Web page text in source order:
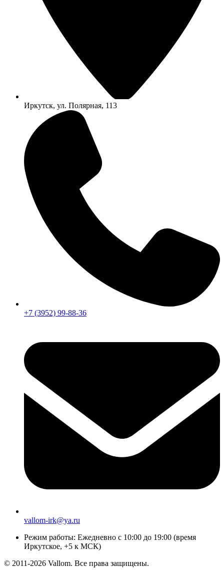
Иркутск, ул. Полярная, 113
+7 (3952) 99-88-36
vallom-irk@ya.ru
Режим работы: Ежедневно с 10:00 до 19:00 (время
Иркутское, +5 к МСК)
© 2011-2026 Vallom. Все права защищены.